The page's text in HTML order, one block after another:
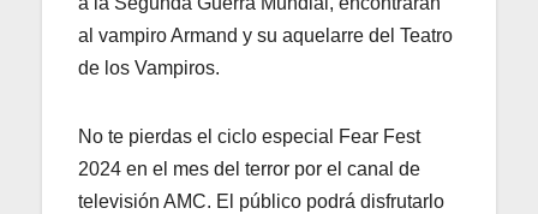
al vampiro Armand y su aquelarre del Teatro
de los Vampiros.
No te pierdas el ciclo especial Fear Fest
2024 en el mes del terror por el canal de
televisión AMC. El público podrá disfrutarlo